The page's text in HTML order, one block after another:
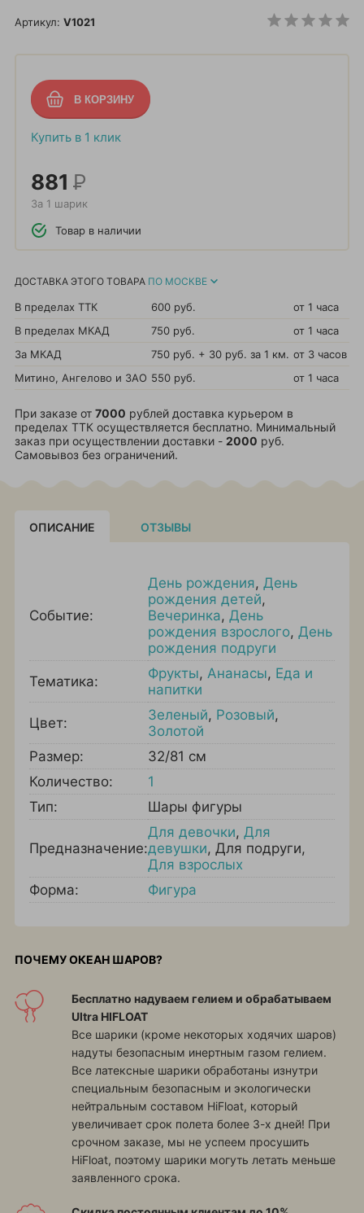
Артикул: V1021
Купить в 1 клик
881 Р
За 1 шарик
Товар в наличии
ДОСТАВКА ЭТОГО ТОВАРА ПО МОСКВЕ
В пределах ТТК 600 руб.
от 1 часа
В пределах МКАД
750 руб.
от 1 часа
За МКАД
750 руб. + 30 руб. за 1 км. от 3 часов
Митино, Ангелово и ЗАО 550 руб. от 1 часа
При заказе от 7000 рублей доставка курьером в
пределах ТТК осуществляется бесплатно. Минимальный
заказ при осуществлении доставки - 2000 руб.
Самовывоз без ограничений.
ОПИСАНИЕ ОТЗЫВЫ
Событие:
День рождения, День
рождения детей,
Вечеринка, День
рождения взрослого, День
рождения подруги
Тематика: Фрукты, Ананасы, Еда и
напитки
Цвет: Зеленый, Розовый,
Золотой
Размер:
32/81 см
Количество:
1
Тип:
Шары фигуры
Предназначение:
Для девочки, Для
девушки, Для подруги,
Для взрослых
Форма:
Фигура
ПОЧЕМУ ОКЕАН ШАРОВ?
Бесплатно надуваем гелием и обрабатываем
Ultra HIFLOAT
Все шарики (кроме некоторых ходячих шаров)
надуты безопасным инертным газом гелием.
Все латексные шарики обработаны изнутри
специальным безопасным и экологически
нейтральным составом HiFloat, который
увеличивает срок полета более 3-х дней! При
срочном заказе, мы не успеем просушить
HiFloat, поэтому шарики могуть летать меньше
заявленного срока.